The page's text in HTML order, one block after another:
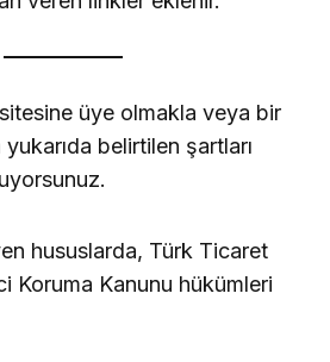
üye olmakla veya bir
belirtilen şartları
hususlarda, Türk Ticaret
Koruma Kanunu hükümleri